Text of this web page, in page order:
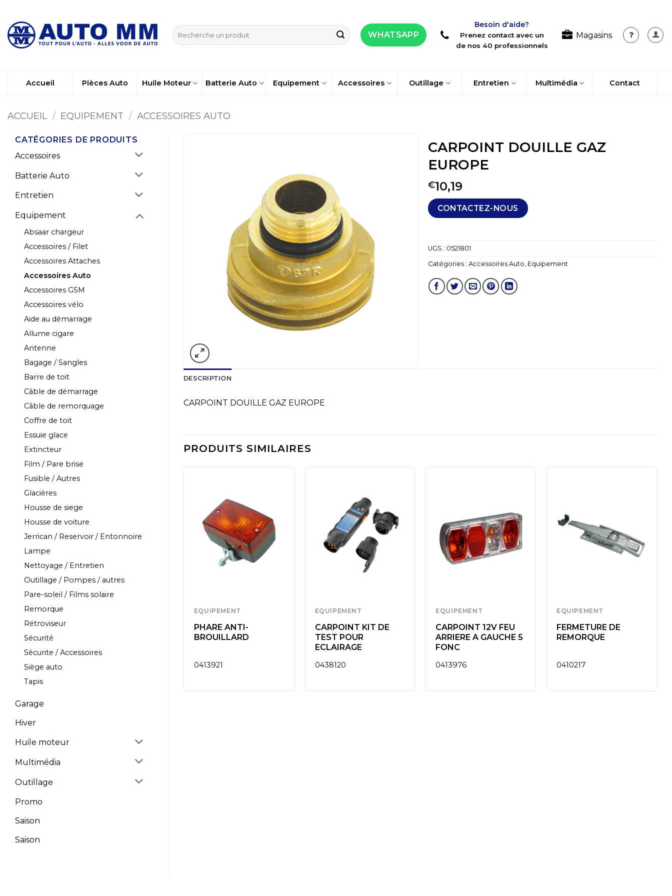
contenu
Recherche
pour :
WHATSAPP
Besoin d'aide?
Prenez contact avec un
de nos 40 professionnels
Magasins
Accueil Pièces Auto Huile Moteur Batterie Auto Equipement Accessoires Outillage Entretien Multimédia Contact
ACCUEIL / EQUIPEMENT / ACCESSOIRES AUTO
CATÉGORIES DE PRODUITS
Accessoires
Batterie Auto
Entretien
Equipement
Absaar chargeur
Accessoires / Filet
Accessoires Attaches
Accessoires Auto
Accessoires GSM
Accessoires vélo
Aide au démarrage
Allume cigare
Antenne
Bagage / Sangles
Barre de toit
Câble de démarrage
Câble de remorquage
Coffre de toit
Essuie glace
Extincteur
Film / Pare brise
Fusible / Autres
Glacières
Housse de siege
Housse de voiture
Jerrican / Reservoir / Entonnoire
Lampe
Nettoyage / Entretien
Outillage / Pompes / autres
Pare-soleil / Films solaire
Remorque
Rétroviseur
Sécurité
Sécurite / Accessoires
Siège auto
Tapis
Garage
Hiver
Huile moteur
Multimédia
Outillage
Promo
Saison
Saison
CARPOINT DOUILLE GAZ
EUROPE
€10,19
CONTACTEZ-NOUS
UGS : 0521801
Catégories : Accessoires Auto, Equipement
DESCRIPTION
CARPOINT DOUILLE GAZ EUROPE
PRODUITS SIMILAIRES
EQUIPEMENT
PHARE ANTI-
BROUILLARD
0413921
EQUIPEMENT
CARPOINT KIT DE
TEST POUR
ECLAIRAGE
0438120
EQUIPEMENT
CARPOINT 12V FEU
ARRIERE A GAUCHE 5
FONC
0413976
EQUIPEMENT
FERMETURE DE
REMORQUE
0410217
FONC